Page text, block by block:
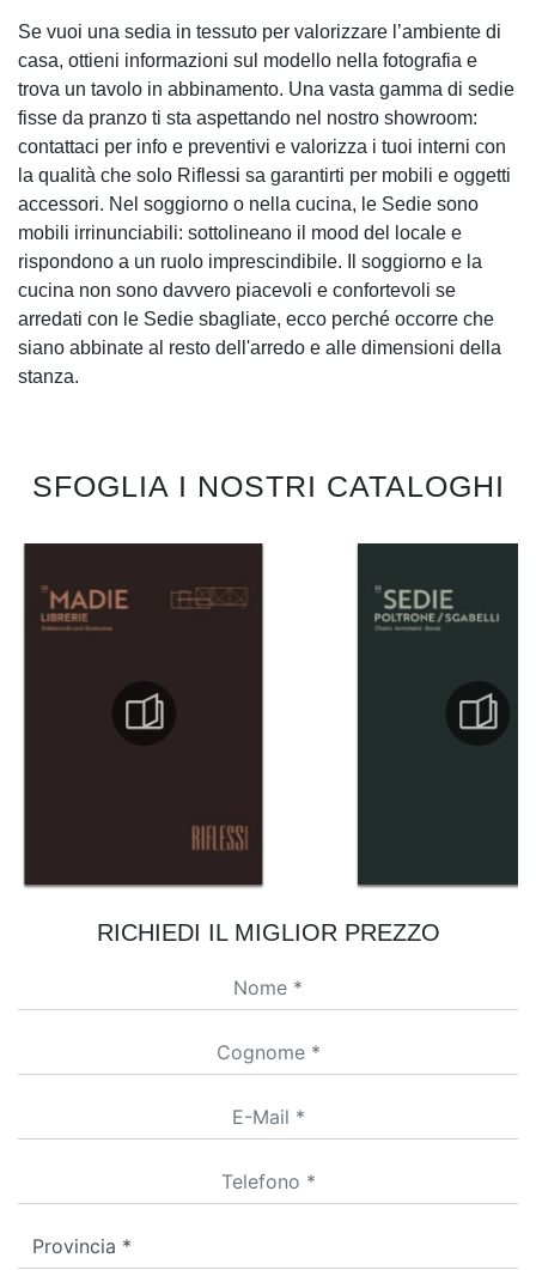
Se vuoi una sedia in tessuto per valorizzare l’ambiente di
casa, ottieni informazioni sul modello nella fotografia e
trova un tavolo in abbinamento. Una vasta gamma di sedie
fisse da pranzo ti sta aspettando nel nostro showroom:
contattaci per info e preventivi e valorizza i tuoi interni con
la qualità che solo Riflessi sa garantirti per mobili e oggetti
accessori. Nel soggiorno o nella cucina, le Sedie sono
mobili irrinunciabili: sottolineano il mood del locale e
rispondono a un ruolo imprescindibile. Il soggiorno e la
cucina non sono davvero piacevoli e confortevoli se
arredati con le Sedie sbagliate, ecco perché occorre che
siano abbinate al resto dell'arredo e alle dimensioni della
stanza.
SFOGLIA I NOSTRI CATALOGHI
RICHIEDI IL MIGLIOR PREZZO